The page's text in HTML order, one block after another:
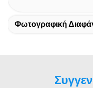
Φωτογραφική